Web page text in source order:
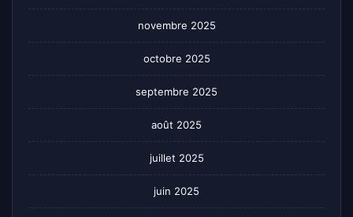
novembre 2025
octobre 2025
septembre 2025
août 2025
juillet 2025
juin 2025